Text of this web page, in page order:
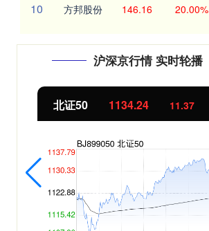
10 方邦股份 146.16 20.00%
沪深京行情 实时轮播
北证50 1134.24 11.37